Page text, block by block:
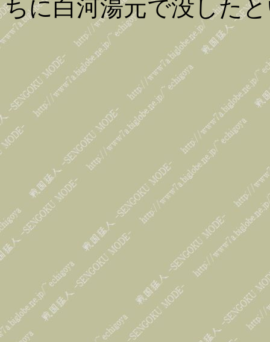
ちに白河湯元で没した